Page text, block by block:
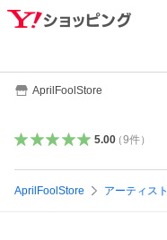
AprilFoolStore
5.00（9件）
AprilFoolStore アーティスト